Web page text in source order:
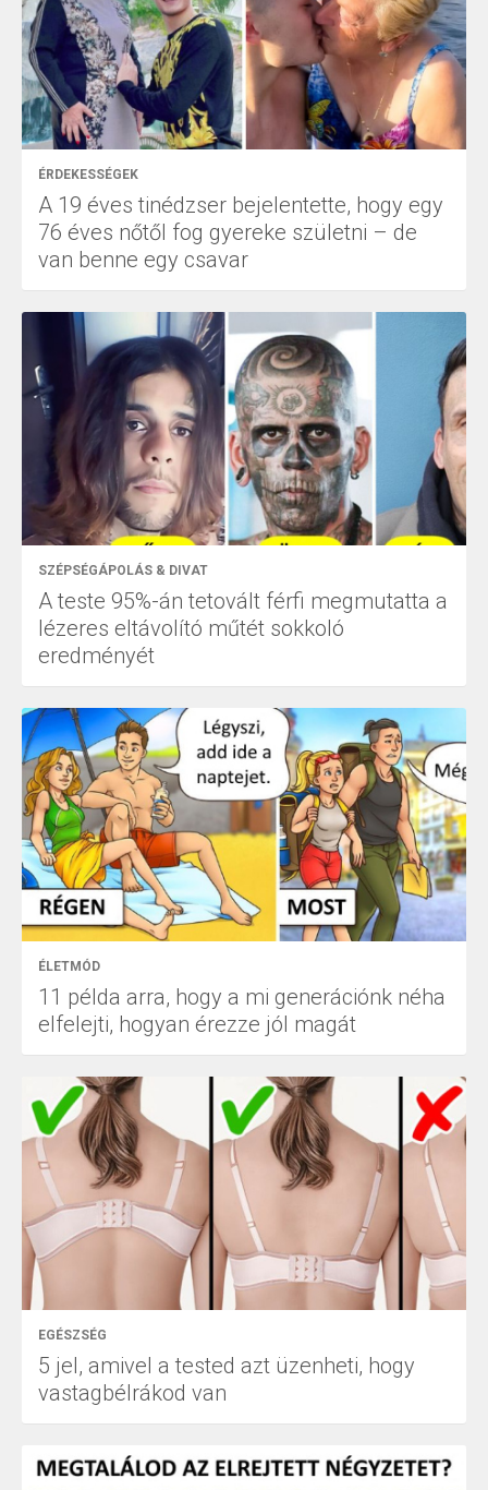
ÉRDEKESSÉGEK
A 19 éves tinédzser bejelentette, hogy egy
76 éves nőtől fog gyereke születni – de
van benne egy csavar
SZÉPSÉGÁPOLÁS & DIVAT
A teste 95%-án tetovált férfi megmutatta a
lézeres eltávolító műtét sokkoló
eredményét
ÉLETMÓD
11 példa arra, hogy a mi generációnk néha
elfelejti, hogyan érezze jól magát
EGÉSZSÉG
5 jel, amivel a tested azt üzenheti, hogy
vastagbélrákod van